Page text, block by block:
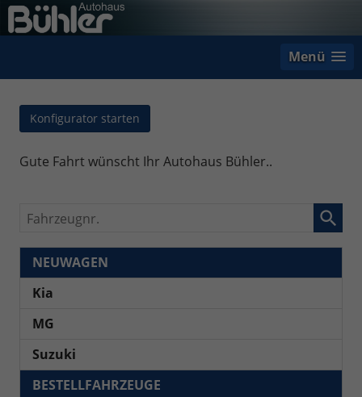
Menü
Konfigurator starten
Gute Fahrt wünscht Ihr Autohaus Bühler..
Fahrzeugnr.
NEUWAGEN
Kia
MG
Suzuki
BESTELLFAHRZEUGE